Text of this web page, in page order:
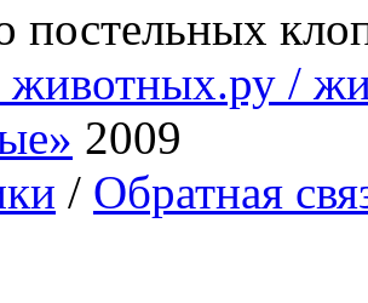
постельных
/
2009
/ Обратная